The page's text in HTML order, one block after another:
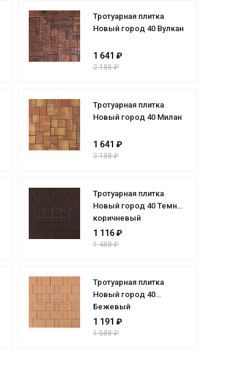
Тротуарная плитка
Новый город 40 Вулкан
1 641 ₽
2 188 ₽
Тротуарная плитка
Новый город 40 Милан
1 641 ₽
2 188 ₽
Тротуарная плитка
Новый город 40 Темно-
коричневый
1 116 ₽
1 488 ₽
Тротуарная плитка
Новый город 40
Бежевый
1 191 ₽
1 588 ₽